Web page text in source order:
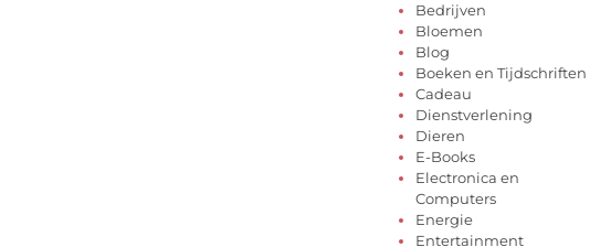
Bedrijven
Bloemen
Blog
Boeken en Tijdschriften
Cadeau
Dienstverlening
Dieren
E-Books
Electronica en
Computers
Energie
Entertainment